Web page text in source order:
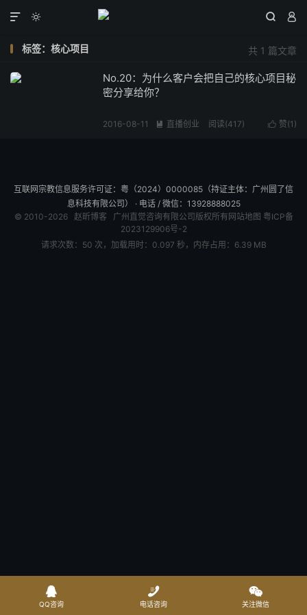
  

共 1 篇文章
标签：核心项目
No.20：为什么客户会把自己的核心项目秘
密分享给你？
 赞(1 )
2016-08-11  直播创业 阅读(417)
互联网宗教信息服务许可证：粤（2024）0000085（持证主体：广州圆了信
息科技有限公司） · 电话 / 微信：13928888025
© 2010-2026 赵昕博客 广州直觉咨询有限公司版权所有 网站地图 粤ICP备
2023129906号-2
请求次数：50 次，加载用时：0.097 秒，内存占用：6.39 MB

QQ咨询

电话咨询

关注微信